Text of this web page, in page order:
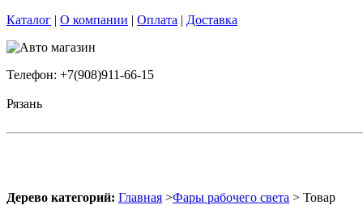
Каталог | О компании | Оплата | Доставка
Телефон: +7(908)911-66-15
Рязань
Дерево категорий: Главная >Фары рабочего света > Товар